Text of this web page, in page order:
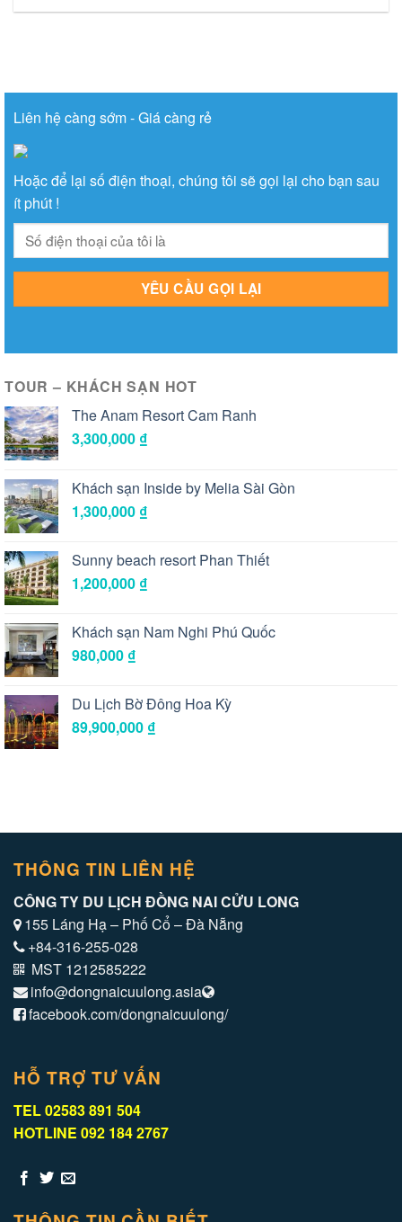
Liên hệ càng sớm - Giá càng rẻ
Hoặc để lại số điện thoại, chúng tôi sẽ gọi lại cho bạn sau
ít phút !
TOUR – KHÁCH SẠN HOT
The Anam Resort Cam Ranh
3,300,000 ₫
Khách sạn Inside by Melia Sài Gòn
1,300,000 ₫
Sunny beach resort Phan Thiết
1,200,000 ₫
Khách sạn Nam Nghi Phú Quốc
980,000 ₫
Du Lịch Bờ Đông Hoa Kỳ
89,900,000 ₫
THÔNG TIN LIÊN HỆ
CÔNG TY DU LỊCH ĐỒNG NAI CỬU LONG
155 Láng Hạ – Phố Cổ – Đà Nẵng
+84-316-255-028
MST 1212585222
info@dongnaicuulong.asia
facebook.com/dongnaicuulong/
HỖ TRỢ TƯ VẤN
TEL 02583 891 504
HOTLINE 092 184 2767